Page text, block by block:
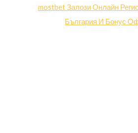
"mostbet Залози Онлайн
България И Бонус